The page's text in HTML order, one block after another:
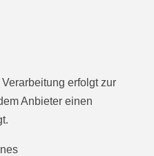
erfolgt zur
Anbieter einen